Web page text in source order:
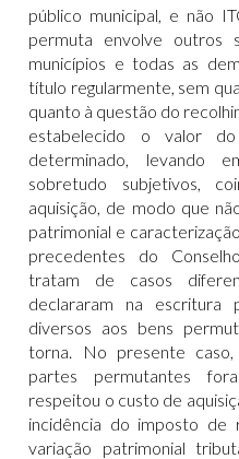
público municipal, e não
permuta envolve outros
municípios e todas as
título regularmente, sem
quanto à questão do
estabelecido o valor
determinado, levando
sobretudo subjetivos,
aquisição, de modo que
patrimonial e
precedentes do
tratam de casos
declararam na escritura
diversos aos bens
torna. No presente
partes permutantes
respeitou o custo de
incidência do imposto de
variação patrimonial